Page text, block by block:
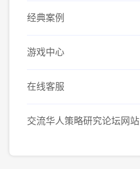
经典案例
游戏中心
在线客服
交流华人策略研究论坛网站